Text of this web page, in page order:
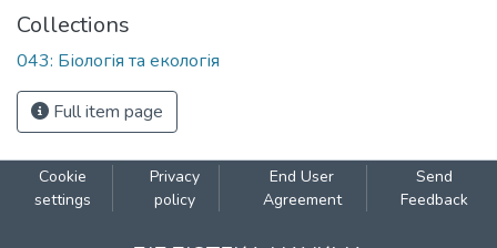
Collections
043: Біологія та екологія
Full item page
Cookie
settings
Privacy
policy
End User
Agreement
Send
Feedback